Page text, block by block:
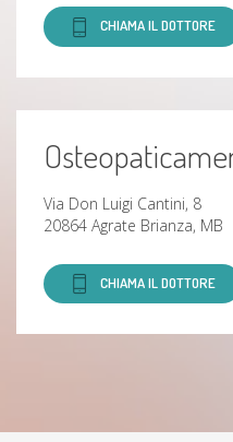
CHIAMA IL DOTTORE
Via Don Luigi Cantini, 8
20864 Agrate Brianza, MB
CHIAMA IL DOTTORE